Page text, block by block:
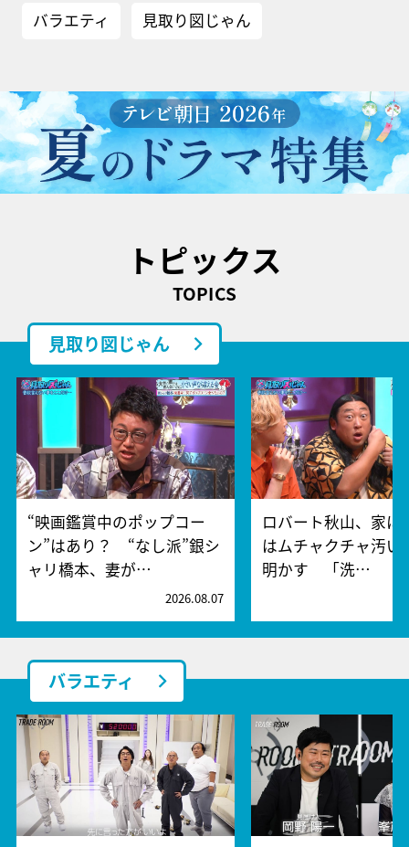
バラエティ 見取り図じゃん
トピックス
TOPICS
見取り図じゃん
“映画鑑賞中のポップコー
ン”はあり？ “なし派”銀シ
ャリ橋本、妻が…
2026.08.07
ロバート秋山、家に
はムチャクチャ汚い
明かす 「洗…
バラエティ